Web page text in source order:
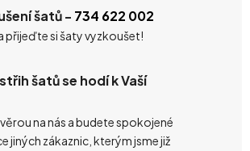
šatů - 734 622 002
přijeďte si šaty vyzkoušet!
šatů se hodí k Vaší
na nás a budete spokojené
jiných zákaznic, kterým jsme již